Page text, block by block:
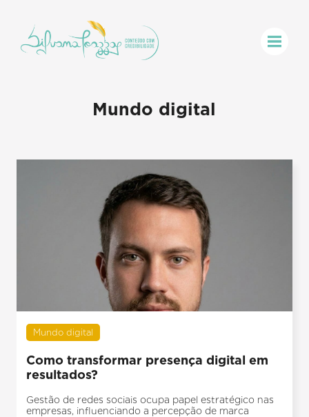
Mundo digital
Mundo digital
Como transformar presença digital em
resultados?
Gestão de redes sociais ocupa papel estratégico nas
empresas, influenciando a percepção de marca